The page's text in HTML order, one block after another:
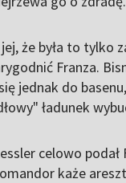
że była to tylko
Franza.
jednak do
ładunek
celowo podał
każe